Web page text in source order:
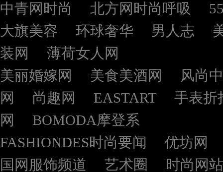
中青网时尚
北方网时尚呼吸
大旗美容
环球奢华 男人志
装网
薄荷女人网
美丽婚嫁网
美食美酒网
风尚
网
尚趣网 EASTART
手表折
网
BOMODA摩登系
FASHIONDES时尚要闻
优坊网
国网服饰频道
艺术圈 时尚网站